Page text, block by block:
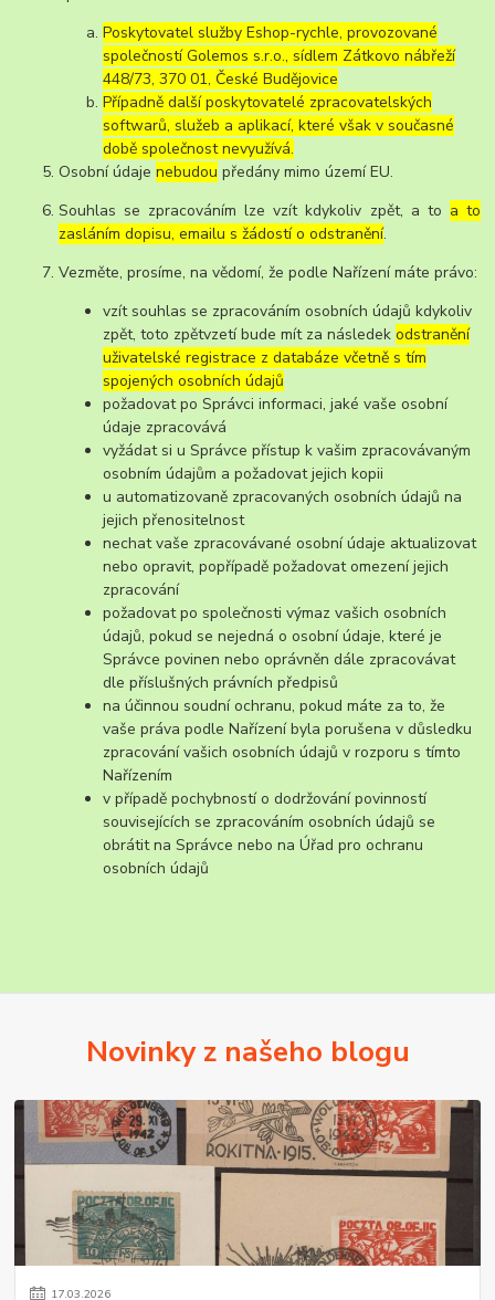
Poskytovatel služby Eshop-rychle, provozované
společností Golemos s.r.o., sídlem Zátkovo nábřeží
448/73, 370 01, České Budějovice
Případně další poskytovatelé zpracovatelských
softwarů, služeb a aplikací, které však v současné
době společnost nevyužívá.
Osobní údajenebudou předány mimo území EU.
Souhlas se zpracováním lze vzít kdykoliv zpět, a to a to
zasláním dopisu, emailu s žádostí o odstranění.
Vezměte, prosíme, na vědomí, že podle Nařízení máte právo:
vzít souhlas se zpracováním osobních údajů kdykoliv
zpět, toto zpětvzetí bude mít za následekodstranění
uživatelské registrace z databáze včetně s tím
spojených osobních údajů
požadovat po Správci informaci, jaké vaše osobní
údaje zpracovává
vyžádat si u Správce přístup k vašim zpracovávaným
osobním údajům a požadovat jejich kopii
u automatizovaně zpracovaných osobních údajů na
jejich přenositelnost
nechat vaše zpracovávané osobní údaje aktualizovat
nebo opravit, popřípadě požadovat omezení jejich
zpracování
požadovat po společnosti výmaz vašich osobních
údajů, pokud se nejedná o osobní údaje, které je
Správce povinen nebo oprávněn dále zpracovávat
dle příslušných právních předpisů
na účinnou soudní ochranu, pokud máte za to, že
vaše práva podle Nařízení byla porušena v důsledku
zpracování vašich osobních údajů v rozporu s tímto
Nařízením
v případě pochybností o dodržování povinností
souvisejících se zpracováním osobních údajů se
obrátit na Správce nebo na Úřad pro ochranu
osobních údajů
Novinky z našeho blogu
17.03.2026